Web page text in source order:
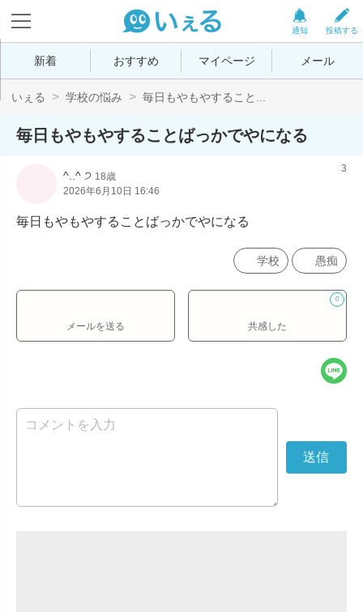
投稿する
通知
新着 おすすめ マイページ メール
いぇる 学校の悩み 毎日もやもやすること...
毎日もやもやすることばっかでやになる
^..^ ੭ 18歳
2026年6月10日 16:46
3
毎日もやもやすることばっかでやになる
学校 愚痴
メールを送る
0
共感した